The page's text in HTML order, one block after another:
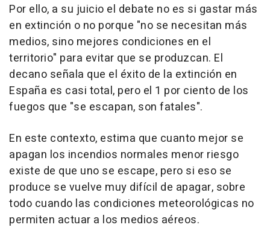
Por ello, a su juicio el debate no es si gastar más
en extinción o no porque "no se necesitan más
medios, sino mejores condiciones en el
territorio" para evitar que se produzcan. El
decano señala que el éxito de la extinción en
España es casi total, pero el 1 por ciento de los
fuegos que "se escapan, son fatales".
En este contexto, estima que cuanto mejor se
apagan los incendios normales menor riesgo
existe de que uno se escape, pero si eso se
produce se vuelve muy difícil de apagar, sobre
todo cuando las condiciones meteorológicas no
permiten actuar a los medios aéreos.